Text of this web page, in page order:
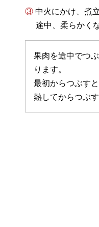
③ 中火にかけ、
途中、柔らかく
果肉を途中でつ
ります。
最初からつぶす
熱してからつぶ